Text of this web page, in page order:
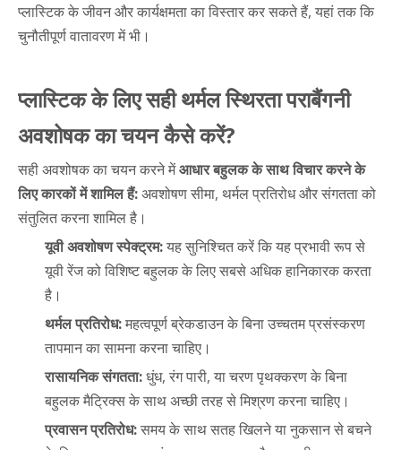
प्लास्टिक के जीवन और कार्यक्षमता का विस्तार कर सकते हैं, यहां तक कि
चुनौतीपूर्ण वातावरण में भी।
प्लास्टिक के लिए सही थर्मल स्थिरता पराबैंगनी
अवशोषक का चयन कैसे करें?
सही अवशोषक का चयन करने मेंआधार बहुलक के साथ विचार करने के
लिए कारकों में शामिल हैं:अवशोषण सीमा, थर्मल प्रतिरोध और संगतता को
संतुलित करना शामिल है।
यूवी अवशोषण स्पेक्ट्रम:यह सुनिश्चित करें कि यह प्रभावी रूप से
यूवी रेंज को विशिष्ट बहुलक के लिए सबसे अधिक हानिकारक करता
है।
थर्मल प्रतिरोध:महत्वपूर्ण ब्रेकडाउन के बिना उच्चतम प्रसंस्करण
तापमान का सामना करना चाहिए।
रासायनिक संगतता:धुंध, रंग पारी, या चरण पृथक्करण के बिना
बहुलक मैट्रिक्स के साथ अच्छी तरह से मिश्रण करना चाहिए।
प्रवासन प्रतिरोध:समय के साथ सतह खिलने या नुकसान से बचने